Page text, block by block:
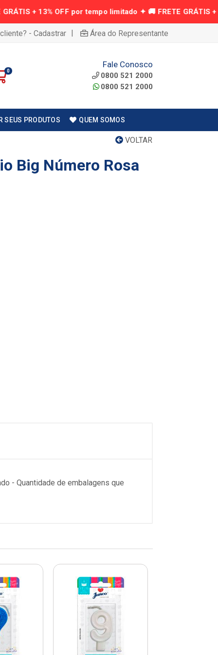
- Cadastrar | Área do Representante
0
Fale Conosco
0800 521 2000
0800 521 2000
SEUS PRODUTOS QUEM SOMOS
VOLTAR
Big Número Rosa
- Quantidade de embalagens que